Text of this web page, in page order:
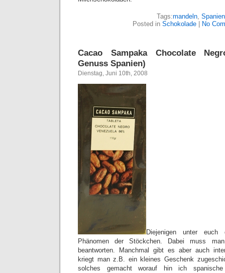
Tags:mandeln, Spanien
Posted in Schokolade No
Cacao Sampaka Chocolate
Genuss Spanien)
Dienstag, Juni 10th, 2008
Diejenigen unter
Phänomen der Stöckchen. Dabei muss
beantworten. Manchmal gibt es aber auch
kriegt man z.B. ein kleines Geschenk
solches gemacht worauf hin ich